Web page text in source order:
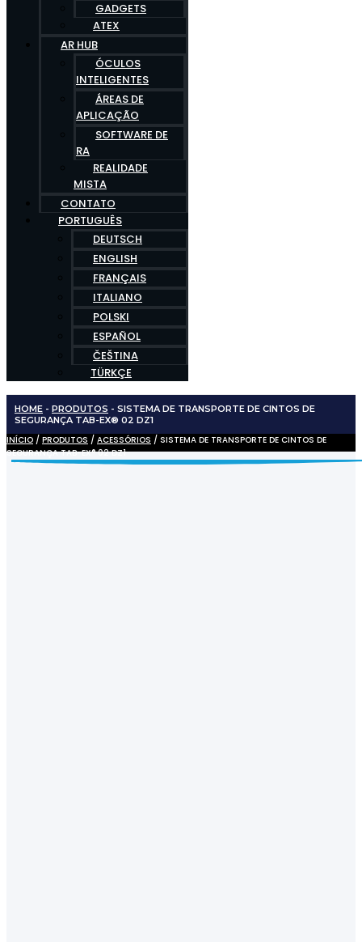
GADGETS
ATEX
AR HUB
ÓCULOS
INTELIGENTES
ÁREAS DE
APLICAÇÃO
SOFTWARE DE
RA
REALIDADE
MISTA
CONTATO
PORTUGUÊS
DEUTSCH
ENGLISH
FRANÇAIS
ITALIANO
POLSKI
ESPAÑOL
ČEŠTINA
TÜRKÇE
HOME - PRODUTOS - SISTEMA DE TRANSPORTE DE CINTOS DE
SEGURANÇA TAB-EX® 02 DZ1
INÍCIO / PRODUTOS / ACESSÓRIOS / SISTEMA DE TRANSPORTE DE CINTOS DE
SEGURANÇA TAB-EX® 02 DZ1